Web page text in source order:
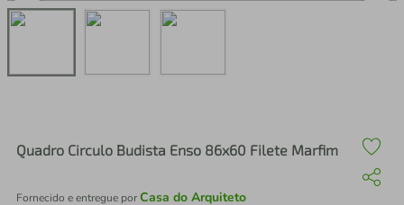
Quadro Circulo Budista Enso 86x60 Filete Marfim
Fornecido e entregue porCasa do Arquiteto
perfume